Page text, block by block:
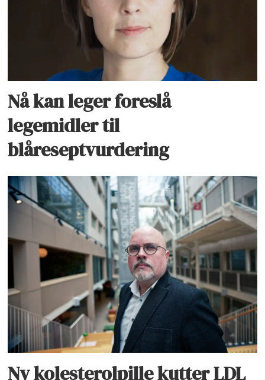
Nå kan leger foreslå
legemidler til
blåreseptvurdering
Ny kolesterolpille kutter LDL